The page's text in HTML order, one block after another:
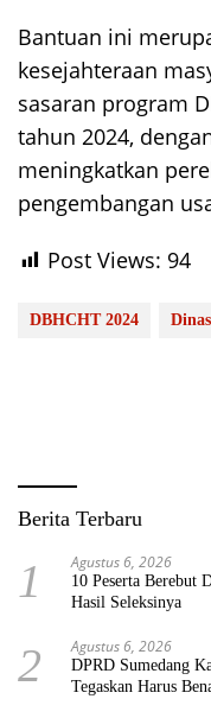
Bantuan ini
kesejahteraan
sasaran program
tahun 2024,
meningkatkan
pengembangan
Post Views: 94
DBHCHT 2024
Berita Terbaru
1 Agustus 6, 2026
10 Peserta Berebut
Hasil Seleksinya
2 Agustus 6, 2026
DPRD Sumedang
Tegaskan Harus